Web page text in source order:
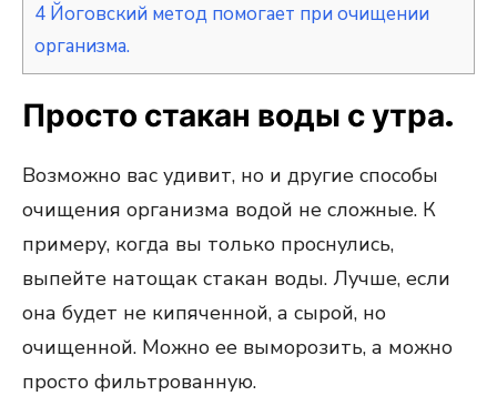
4 Йоговский метод помогает при очищении
организма.
Просто стакан воды с утра.
Возможно вас удивит, но и другие способы
очищения организма водой не сложные. К
примеру, когда вы только проснулись,
выпейте натощак стакан воды. Лучше, если
она будет не кипяченной, а сырой, но
очищенной. Можно ее выморозить, а можно
просто фильтрованную.